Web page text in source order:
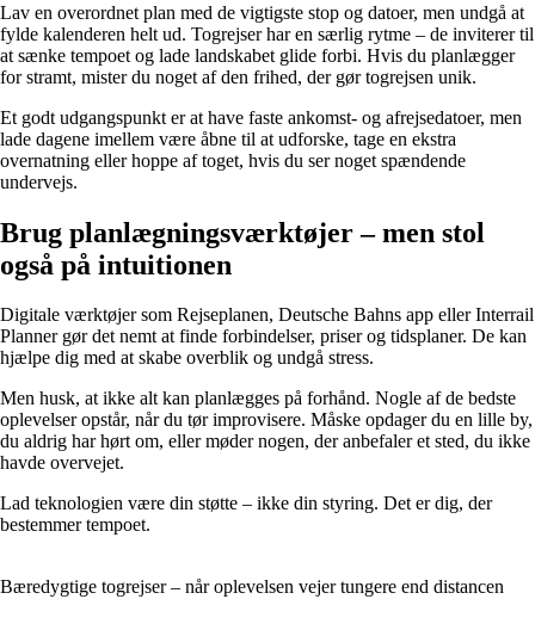
Lav en overordnet plan med de vigtigste stop og datoer, men undgå at
fylde kalenderen helt ud. Togrejser har en særlig rytme – de inviterer til
at sænke tempoet og lade landskabet glide forbi. Hvis du planlægger
for stramt, mister du noget af den frihed, der gør togrejsen unik.
Et godt udgangspunkt er at have faste ankomst- og afrejsedatoer, men
lade dagene imellem være åbne til at udforske, tage en ekstra
overnatning eller hoppe af toget, hvis du ser noget spændende
undervejs.
Brug planlægningsværktøjer – men stol
også på intuitionen
Digitale værktøjer som Rejseplanen, Deutsche Bahns app eller Interrail
Planner gør det nemt at finde forbindelser, priser og tidsplaner. De kan
hjælpe dig med at skabe overblik og undgå stress.
Men husk, at ikke alt kan planlægges på forhånd. Nogle af de bedste
oplevelser opstår, når du tør improvisere. Måske opdager du en lille by,
du aldrig har hørt om, eller møder nogen, der anbefaler et sted, du ikke
havde overvejet.
Lad teknologien være din støtte – ikke din styring. Det er dig, der
bestemmer tempoet.
Bæredygtige togrejser – når oplevelsen vejer tungere end distancen